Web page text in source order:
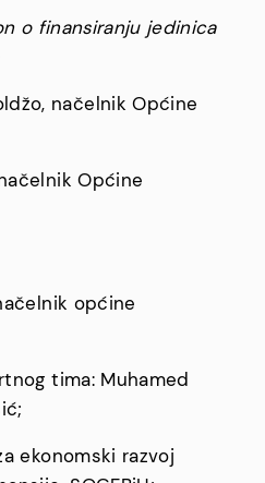
o finansiranju jedinica
načelnik Općine
Općine
općine
tima: Muhamed
razvoj